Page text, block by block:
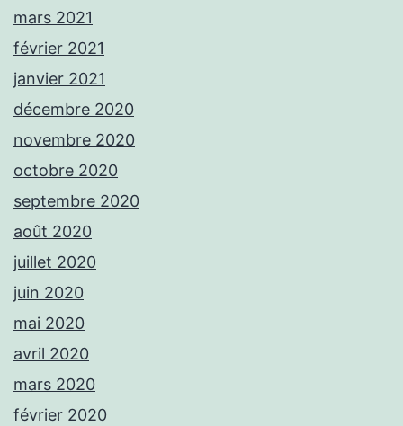
mars 2021
février 2021
janvier 2021
décembre 2020
novembre 2020
octobre 2020
septembre 2020
août 2020
juillet 2020
juin 2020
mai 2020
avril 2020
mars 2020
février 2020